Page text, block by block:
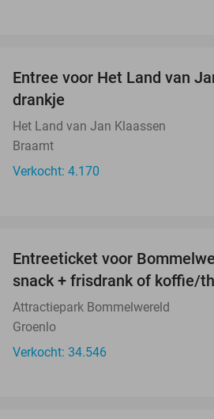
Entree voor Het Land van
drankje
Het Land van Jan Klaassen
Braamt
Verkocht: 4.170
Entreeticket voor
snack + frisdrank of koffie/
Attractiepark Bommelwereld
Groenlo
Verkocht: 34.546